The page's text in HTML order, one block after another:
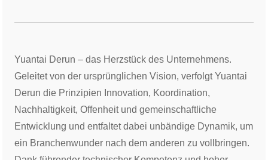
Yuantai Derun – das Herzstück des Unternehmens.
Geleitet von der ursprünglichen Vision, verfolgt Yuantai
Derun die Prinzipien Innovation, Koordination,
Nachhaltigkeit, Offenheit und gemeinschaftliche
Entwicklung und entfaltet dabei unbändige Dynamik, um
ein Branchenwunder nach dem anderen zu vollbringen.